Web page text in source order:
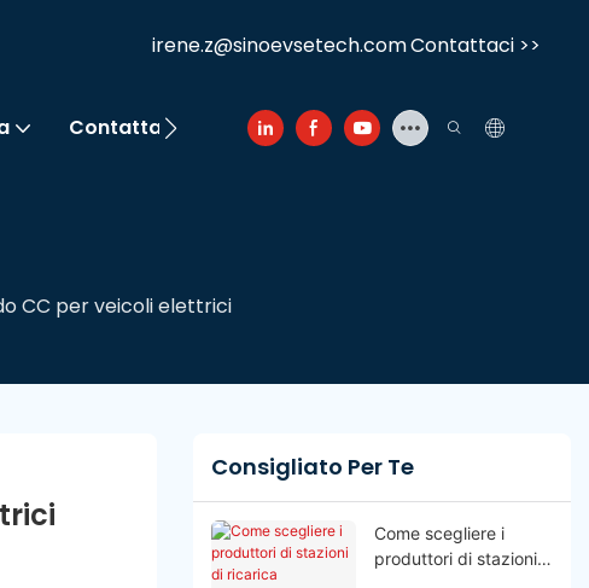
irene.z@sinoevsetech.comContattaci >>
Contattaci
CC per veicoli elettrici
Consigliato Per Te
Come scegliere i
produttori di stazioni